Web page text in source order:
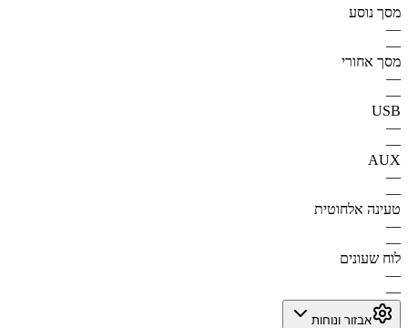
מסך נוסע
—
—
מסך אחורי
—
—
USB
—
—
AUX
—
—
טעינה אלחוטית
—
—
לוח שעונים
—
—
אבזור ונוחות